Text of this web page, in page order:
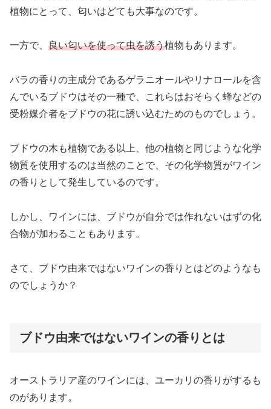
植物にとって、匂いはどても大事なのです。
一方で、 良い匂いを使って虫を誘う植物もあります。
バラの香りの主成分であるゲラニオールやリナロールを含
んでいるブドウはその一種で、これらはおそらく蜂などの
受粉媒介者をブドウの花に誘い込むためのものでしょう。
ブドウの木も植物である以上、他の植物と同じような化学
物質を使用するのは当然のことで、その化学物質がワイン
の香りとして発生しているのです。
しかし、ワインには、ブドウが自分では作れないはずの化
合物が加わることもあります。
さて、ブドウ由来ではないワインの香りとはどのようなも
のでしょうか？
ブドウ由来ではないワインの香りとは
オーストラリア産のワインには、ユーカリの香りがするも
のがあります。